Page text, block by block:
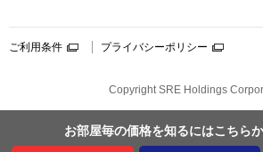
お部屋毎の価格を知るにはこちら
ご利用条件 プライバシーポリシー
Copyright SRE Holdings